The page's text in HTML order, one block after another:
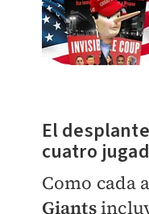
El
cuatro
Como cada
Giants